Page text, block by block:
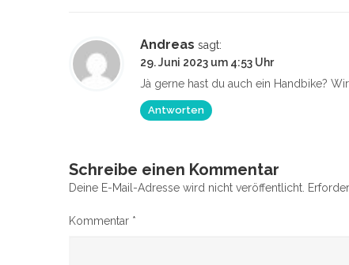
Andreas sagt:
29. Juni 2023 um 4:53 Uhr
Jà gerne hast du auch ein Handbike?
Antworten
Schreibe einen Kommentar
Deine E-Mail-Adresse wird nicht veröffentlicht.
Kommentar *